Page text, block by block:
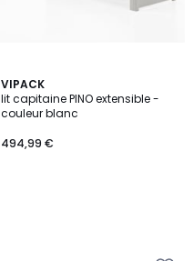
VIPACK
lit capitaine PINO extensible -
couleur blanc
494,99 €